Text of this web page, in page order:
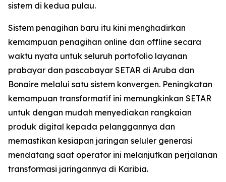
sistem di kedua pulau.
Sistem penagihan baru itu kini menghadirkan
kemampuan penagihan online dan offline secara
waktu nyata untuk seluruh portofolio layanan
prabayar dan pascabayar SETAR di Aruba dan
Bonaire melalui satu sistem konvergen. Peningkatan
kemampuan transformatif ini memungkinkan SETAR
untuk dengan mudah menyediakan rangkaian
produk digital kepada pelanggannya dan
memastikan kesiapan jaringan seluler generasi
mendatang saat operator ini melanjutkan perjalanan
transformasi jaringannya di Karibia.